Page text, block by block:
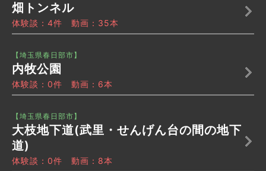
畑トンネル
体験談：4件 動画：35本
【埼玉県春日部市】
内牧公園
体験談：0件 動画：6本
【埼玉県春日部市】
大枝地下道(武里・せんげん台の間の地下
道)
体験談：0件 動画：8本